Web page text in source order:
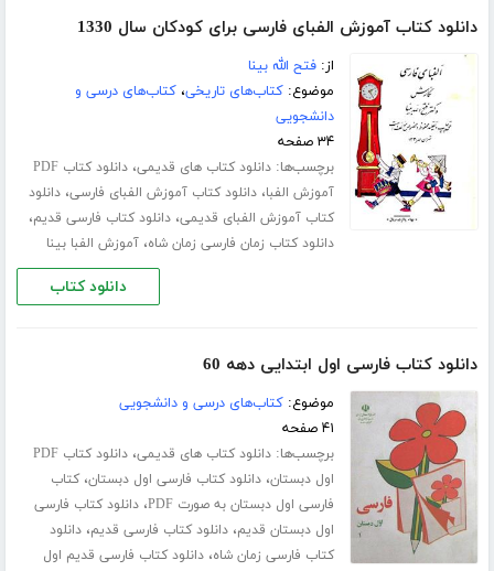
دانلود کتاب آموزش الفبای فارسی برای کودکان سال 1330
از:فتح الله بینا
موضوع:کتاب‌های تاریخی،کتاب‌های درسی و
دانشجویی
۳۴ صفحه
برچسب‌ها:دانلود کتاب های قدیمی،
دانلود کتاب PDF
آموزش الفبا،دانلود کتاب آموزش الفبای فارسی،دانلود
کتاب آموزش الفبای قدیمی،دانلود کتاب فارسی قدیم،
دانلود کتاب زمان فارسی زمان شاه،آموزش الفبا بینا
دانلود کتاب
دانلود کتاب فارسی اول ابتدایی دهه 60
موضوع:کتاب‌های درسی و دانشجویی
۴۱ صفحه
برچسب‌ها:دانلود کتاب های قدیمی،
دانلود کتاب PDF
اول دبستان،دانلود کتاب فارسی اول دبستان،کتاب
فارسی اول دبستان به صورت PDF
،دانلود کتاب فارسی
اول دبستان قدیم،دانلود کتاب فارسی قدیم،دانلود
کتاب فارسی زمان شاه،دانلود کتاب فارسی قدیم اول